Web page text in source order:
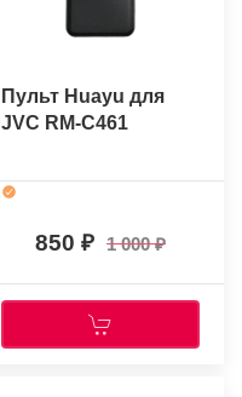
Пульт Huayu для
JVC RM-C461
850 1 000